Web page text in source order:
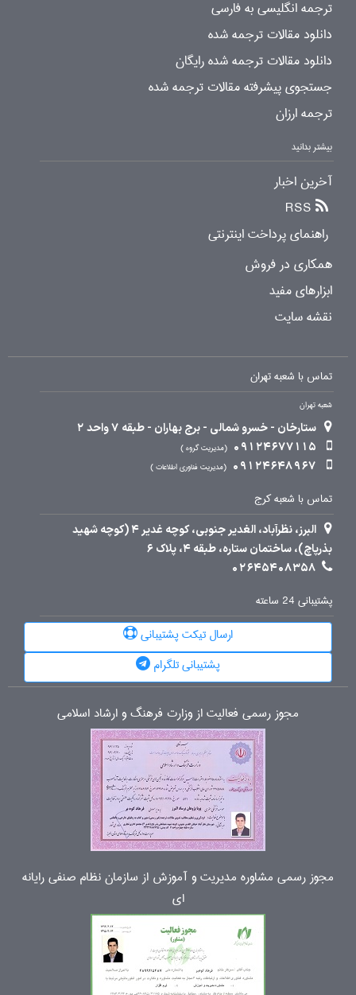
ترجمه انگلیسی به فارسی
دانلود مقالات ترجمه شده
دانلود مقالات ترجمه شده رایگان
جستجوی پیشرفته مقالات ترجمه شده
ترجمه ارزان
بیشتر بدانید
آخرین اخبار
RSS
راهنمای پرداخت اینترنتی
همکاری در فروش
ابزارهای مفید
نقشه سایت
تماس با شعبه تهران
شعبه تهران
ستارخان - خسرو شمالی - برج بهاران - طبقه 7 واحد 2
09124677115
مدیریت گروه
09124648967 مدیریت فناوری اطلاعات
تماس با شعبه کرج
البرز، نظرآباد، الغدیر جنوبی، کوچه غدیر 4 (کوچه شهید
بذرپاچ)، ساختمان ستاره، طبقه 4، پلاک 6
02645408358
پشتیبانی 24 ساعته
ارسال تیکت پشتیبانی
پشتیبانی تلگرام
مجوز رسمی فعالیت از وزارت فرهنگ و ارشاد اسلامی
مجوز رسمی مشاوره مدیریت و آموزش از سازمان نظام صنفی رایانه
ای